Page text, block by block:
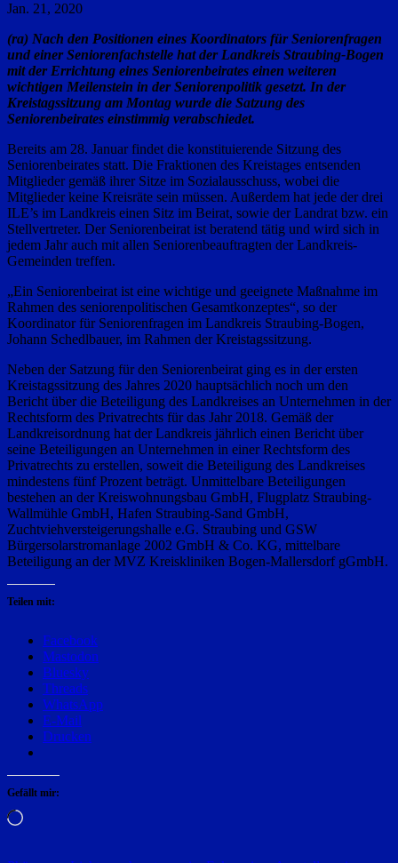
Jan. 21, 2020
(ra) Nach den Positionen eines Koordinators für Seniorenfragen
und einer Seniorenfachstelle hat der Landkreis Straubing-Bogen
mit der Errichtung eines Seniorenbeirates einen weiteren
wichtigen Meilenstein in der Seniorenpolitik gesetzt. In der
Kreistagssitzung am Montag wurde die Satzung des
Seniorenbeirates einstimmig verabschiedet.
Bereits am 28. Januar findet die konstituierende Sitzung des
Seniorenbeirates statt. Die Fraktionen des Kreistages entsenden
Mitglieder gemäß ihrer Sitze im Sozialausschuss, wobei die
Mitglieder keine Kreisräte sein müssen. Außerdem hat jede der drei
ILE’s im Landkreis einen Sitz im Beirat, sowie der Landrat bzw. ein
Stellvertreter. Der Seniorenbeirat ist beratend tätig und wird sich in
jedem Jahr auch mit allen Seniorenbeauftragten der Landkreis-
Gemeinden treffen.
„Ein Seniorenbeirat ist eine wichtige und geeignete Maßnahme im
Rahmen des seniorenpolitischen Gesamtkonzeptes“, so der
Koordinator für Seniorenfragen im Landkreis Straubing-Bogen,
Johann Schedlbauer, im Rahmen der Kreistagssitzung.
Neben der Satzung für den Seniorenbeirat ging es in der ersten
Kreistagssitzung des Jahres 2020 hauptsächlich noch um den
Bericht über die Beteiligung des Landkreises an Unternehmen in der
Rechtsform des Privatrechts für das Jahr 2018. Gemäß der
Landkreisordnung hat der Landkreis jährlich einen Bericht über
seine Beteiligungen an Unternehmen in einer Rechtsform des
Privatrechts zu erstellen, soweit die Beteiligung des Landkreises
mindestens fünf Prozent beträgt. Unmittelbare Beteiligungen
bestehen an der Kreiswohnungsbau GmbH, Flugplatz Straubing-
Wallmühle GmbH, Hafen Straubing-Sand GmbH,
Zuchtviehversteigerungshalle e.G. Straubing und GSW
Bürgersolarstromanlage 2002 GmbH & Co. KG, mittelbare
Beteiligung an der MVZ Kreiskliniken Bogen-Mallersdorf gGmbH.
Teilen mit:
Facebook
Mastodon
Bluesky
Threads
WhatsApp
E-Mail
Drucken
Gefällt mir:
Wird